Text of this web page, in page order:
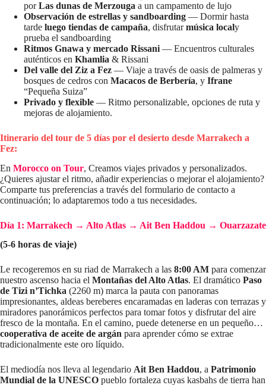
porLas dunas de Merzouga a un campamento de lujo
Observación de estrellas y sandboarding — Dormir hasta
tarde luego tiendas de campaña, disfrutarmúsica localy
prueba el sandboarding
Ritmos Gnawa y mercado Rissani — Encuentros culturales
auténticos en Khamlia & Rissani
Del valle del Ziz a Fez — Viaje a través de oasis de palmeras y
bosques de cedros con Macacos de Berbería, y Ifrane
“Pequeña Suiza”
Privado y flexible — Ritmo personalizable, opciones de ruta y
mejoras de alojamiento.
Itinerario del tour de 5 días por el desierto desde Marrakech a
Fez:
En Morocco on Tour, Creamos viajes privados y personalizados.
¿Quieres ajustar el ritmo, añadir experiencias o mejorar el alojamiento?
Comparte tus preferencias a través del formulario de contacto a
continuación; lo adaptaremos todo a tus necesidades.
Día 1: Marrakech → Alto Atlas → Ait Ben Haddou → Ouarzazate
(5-6 horas de viaje)
Le recogeremos en su riad de Marrakech a las 8:00 AM para comenzar
nuestro ascenso hacia el Montañas del Alto Atlas. El dramático Paso
de Tizi n’Tichka (2260 m) marca la pauta con panoramas
impresionantes, aldeas bereberes encaramadas en laderas con terrazas y
miradores panorámicos perfectos para tomar fotos y disfrutar del aire
fresco de la montaña. En el camino, puede detenerse en un pequeño…
cooperativa de aceite de argán para aprender cómo se extrae
tradicionalmente este oro líquido.
El mediodía nos lleva al legendario Ait Ben Haddou, a Patrimonio
Mundial de la UNESCO pueblo fortaleza cuyas kasbahs de tierra han